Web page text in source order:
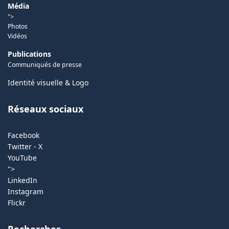
Média
">
Photos
Vidéos
Publications
Communiqués de presse
Identité visuelle & Logo
Réseaux sociaux
Facebook
Twitter - X
YouTube
">
LinkedIn
Instagram
Flickr